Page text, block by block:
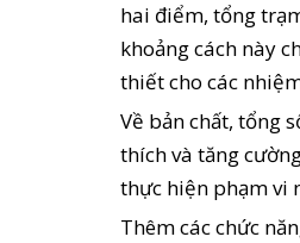
hai điểm, tổng
khoảng cách này
thiết cho các
Về bản chất, tổng
thích và tăng
thực hiện phạm vi
Thêm các chức